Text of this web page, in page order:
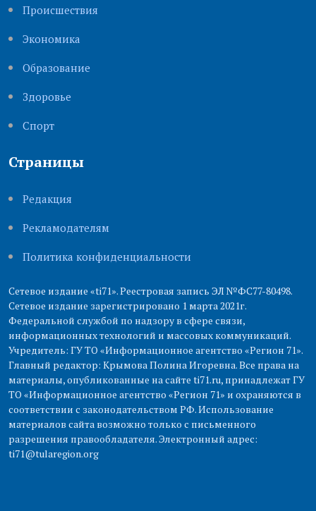
Происшествия
Экономика
Образование
Здоровье
Cпорт
Страницы
Редакция
Рекламодателям
Политика конфиденциальности
Сетевое издание «ti71». Реестровая запись ЭЛ №ФС77-80498.
Сетевое издание зарегистрировано 1 марта 2021г.
Федеральной службой по надзору в сфере связи,
информационных технологий и массовых коммуникаций.
Учредитель: ГУ ТО «Информационное агентство «Регион 71».
Главный редактор: Крымова Полина Игоревна. Все права на
материалы, опубликованные на сайте ti71.ru, принадлежат ГУ
ТО «Информационное агентство «Регион 71» и охраняются в
соответствии с законодательством РФ. Использование
материалов сайта возможно только с письменного
разрешения правообладателя. Электронный адрес:
ti71@tularegion.org